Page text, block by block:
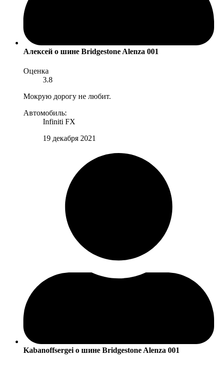
Алексей о шине Bridgestone Alenza 001
Оценка
3.8
Мокрую дорогу не любит.
Автомобиль:
Infiniti FX
19 декабря 2021
Kabanoffsergei о шине Bridgestone Alenza 001